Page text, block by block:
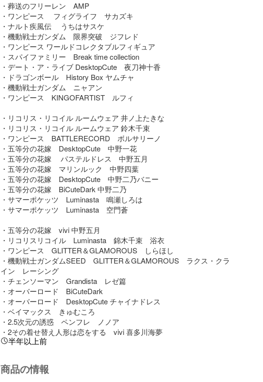
・葬送のフリーレン　AMP
・ワンピース 　フィグライフ　サカズキ
・ナルト疾風伝 　うちはサスケ
・機動戦士ガンダム　限界突破　ジフレド
・ワンピース ワールドコレクタブルフィギュア
・スパイファミリー　Break time collection
・デート・ア・ライブ DesktopCute　夜刀神十香
・ドラゴンボール　History Box ヤムチャ
・機動戦士ガンダム　ニャアン
・ワンピース　KINGOFARTIST　ルフィ
・リコリス・リコイル ルームウェア 井ノ上たきな
・リコリス・リコイル ルームウェア 鈴木千束
・ワンピース　BATTLERECORD　ボルサリーノ
・五等分の花嫁　DesktopCute　中野一花
・五等分の花嫁　 パステルドレス　中野五月
・五等分の花嫁　マリンルック　中野四葉
・五等分の花嫁　DesktopCute　中野二乃バニー
・五等分の花嫁　BiCuteDark 中野二乃
・サマーポケッツ　Luminasta　鳴瀬しろは
・サマーポケッツ　Luminasta　空門蒼
・五等分の花嫁　vivi 中野五月
・リコリスリコイル　Luminasta　錦木千束　浴衣
・ワンピース　GLITTER＆GLAMOROUS　しらほし
・機動戦士ガンダムSEED　GLITTER＆GLAMOROUS　ラクス・クラ
イン　レーシング
・チェンソーマン　Grandista　レゼ篇
・オーバーロード　BiCuteDark
・オーバーロード　DesktopCute チャイナドレス
・ベイマックス　きゅむころ
・2.5次元の誘惑　ペンフレ　ノノア
・2その着せ替え人形は恋をする　vivi 喜多川海夢
半年以上前
商品の情報